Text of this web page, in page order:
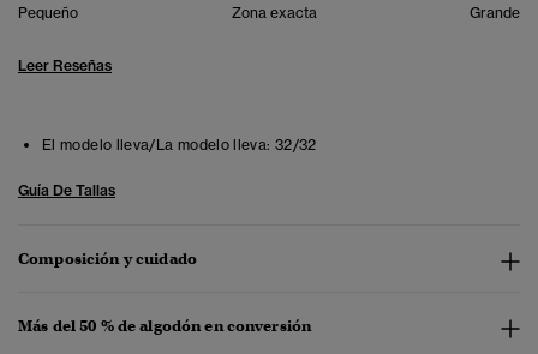
Pequeño Zona exacta Grande
Leer Reseñas
El modelo lleva/La modelo lleva: 32/32
Guía De Tallas
Composición y cuidado
Más del 50 % de algodón en conversión